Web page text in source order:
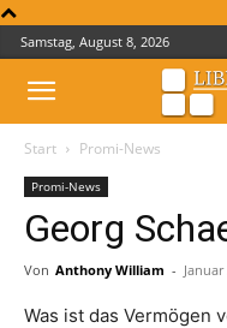
Samstag, August 8, 2026
Start Promi-News
Promi-News
Georg
Von Anthony William -
Was ist das Vermögen